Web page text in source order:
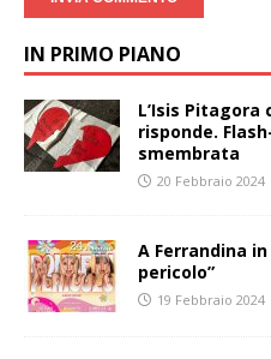
IN PRIMO PIANO
L’Isis Pitagora
risponde.
smembrata
20 Febbraio 2024
A Ferrandina
pericolo”
19 Febbraio 2024